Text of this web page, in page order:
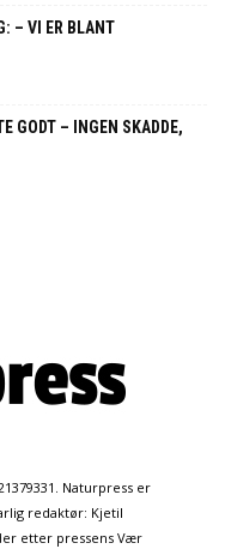
– VI ER BLANT
GODT – INGEN SKADDE,
Naturpress er
redaktør: Kjetil
etter pressens Vær